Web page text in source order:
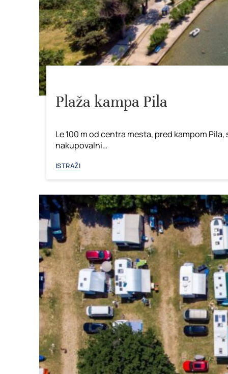
Plaža kampa Pila
Le 100 m od centra mesta, pred kampom
nakupovalni…
ISTRAŽI